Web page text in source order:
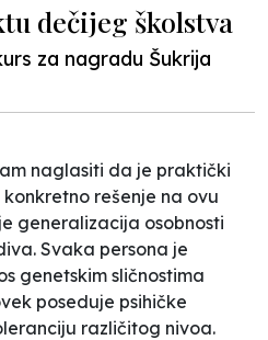
dečijeg školstva
za nagradu Šukrija
naglasiti da je praktički
rešenje na ovu
generalizacija osobnosti
Svaka persona je
genetskim sličnostima
poseduje psihičke
različitog nivoa.